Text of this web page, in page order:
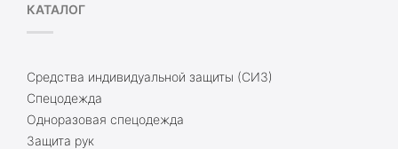
КАТАЛОГ
Средства индивидуальной защиты (СИЗ)
Спецодежда
Одноразовая спецодежда
Защита рук